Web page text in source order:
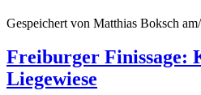
Gespeichert von Matthias Boksch
Freiburger Finissage:
Liegewiese